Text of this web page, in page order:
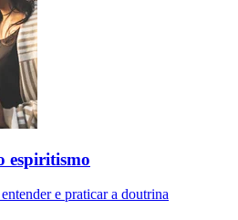
espiritismo
e praticar a doutrina